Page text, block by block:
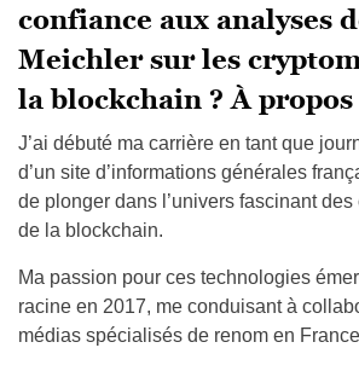
confiance aux analyses
Meichler sur les
la blockchain ? À
J’ai débuté ma carrière en tant que
d’un site d’informations générales
de plonger dans l’univers fascinant
de la blockchain.
Ma passion pour ces technologies
racine en 2017, me conduisant à
médias spécialisés de renom en